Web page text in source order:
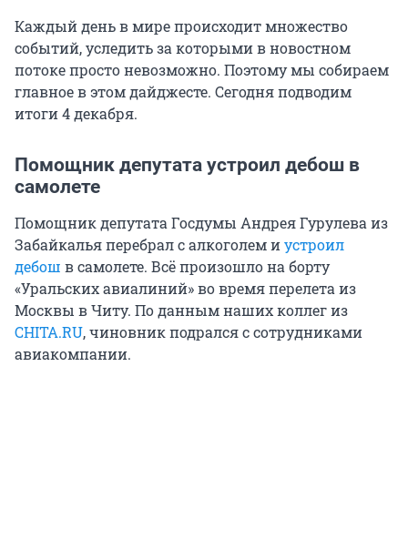
Каждый день в мире происходит множество
событий, уследить за которыми в новостном
потоке просто невозможно. Поэтому мы собираем
главное в этом дайджесте. Сегодня подводим
итоги 4 декабря.
Помощник депутата устроил дебош в
самолете
Помощник депутата Госдумы Андрея Гурулева из
Забайкалья перебрал с алкоголем иустроил
дебош в самолете. Всё произошло на борту
«Уральских авиалиний» во время перелета из
Москвы в Читу. По данным наших коллег из
CHITA.RU, чиновник подрался с сотрудниками
авиакомпании.